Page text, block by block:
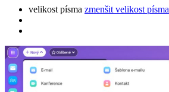
velikost písma zmenšit velikost písma